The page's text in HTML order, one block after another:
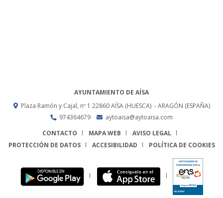
AYUNTAMIENTO DE AÍSA
Plaza Ramón y Cajal, nº 1 22860 AÍSA (HUESCA) - ARAGÓN (ESPAÑA)
974364679
aytoaisa@aytoaisa.com
CONTACTO
MAPA WEB
AVISO LEGAL
PROTECCIÓN DE DATOS
ACCESIBILIDAD POLÍTICA DE COOKIES